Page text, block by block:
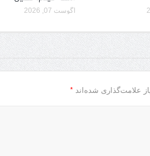
آگوست 07, 2026
علامت‌گذاری شده‌اند *